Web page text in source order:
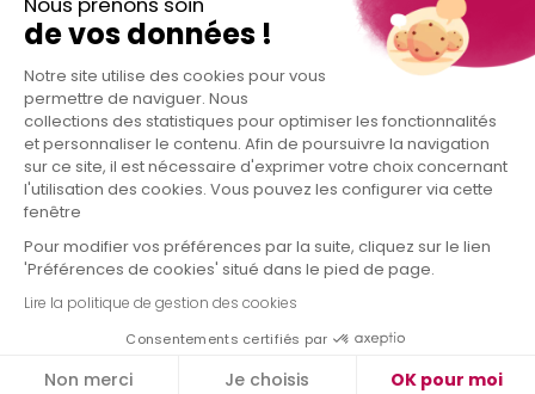
de vos données !
Notre site utilise des cookies pour vous
permettre de naviguer. Nous
collections des statistiques pour optimiser les fonctionnalités
et personnaliser le contenu. Afin de poursuivre la navigation
sur ce site, il est nécessaire d'exprimer votre choix concernant
l'utilisation des cookies. Vous pouvez les configurer via cette
fenêtre
Pour modifier vos préférences par la suite, cliquez sur le lien
'Préférences de cookies' situé dans le pied de page.
Lire la politique de gestion des cookies
Consentements certifiés par
Non merci Je choisis OK pour moi